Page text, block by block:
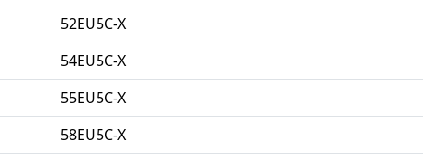
52EU5C-X
54EU5C-X
55EU5C-X
58EU5C-X